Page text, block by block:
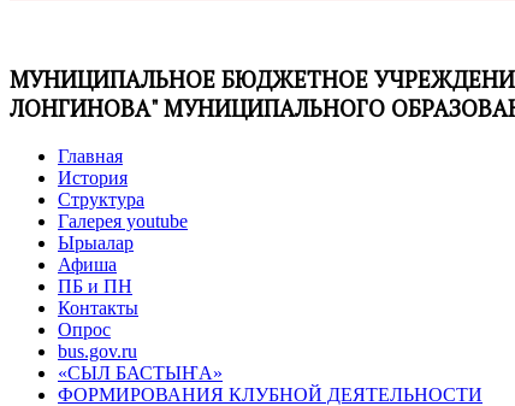
МУНИЦИПАЛЬНОЕ БЮДЖЕТНОЕ
ЛОНГИНОВА" МУНИЦИПАЛЬНОГО
Главная
История
Структура
Галерея youtube
Ырыалар
Афиша
ПБ и ПН
Контакты
Опрос
bus.gov.ru
«СЫЛ БАСТЫҤА»
ФОРМИРОВАНИЯ КЛУБНОЙ ДЕЯТЕЛЬНОСТИ